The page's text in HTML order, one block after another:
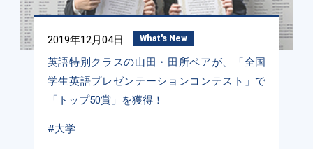
2019年12月04日 What's New
英語特別クラスの山田・田所ペアが、「全国
学生英語プレゼンテーションコンテスト」で
「トップ50賞」を獲得！
#大学